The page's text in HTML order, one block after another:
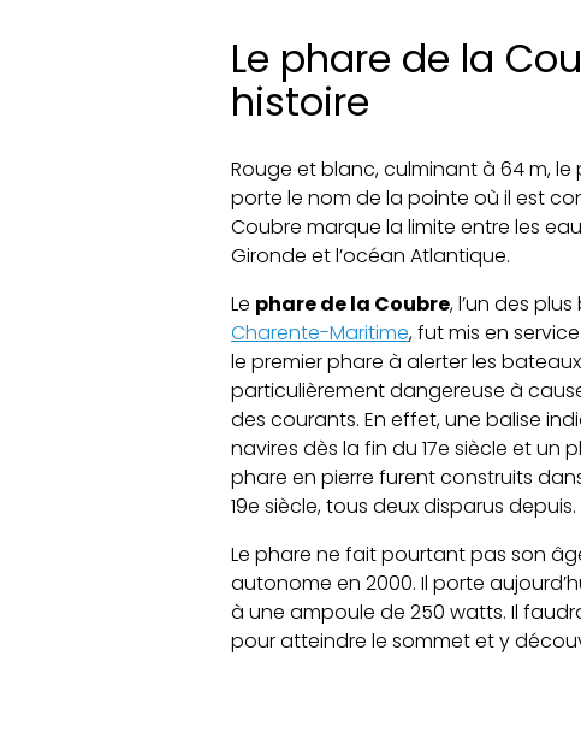
Le phare de la
histoire
Rouge et blanc, culminant à 64 m,
porte le nom de la pointe où il est
Coubre marque la limite entre les
Gironde et l’océan Atlantique.
Le phare de la Coubre, l’un des
Charente-Maritime, fut mis en
le premier phare à alerter les
particulièrement dangereuse à
des courants. En effet, une balise
navires dès la fin du 17e siècle et un
phare en pierre furent construits
19e siècle, tous deux disparus depuis.
Le phare ne fait pourtant pas son
autonome en 2000. Il porte
à une ampoule de 250 watts. Il
pour atteindre le sommet et y